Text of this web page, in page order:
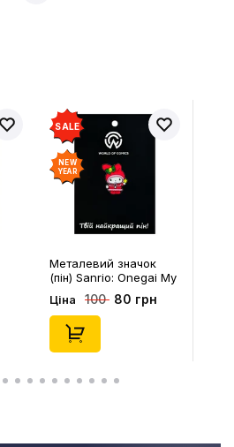
SALE
NEW
YEAR
Металевий значок
(пін) Sanrio: Onegai My
Melody: Christmas My
Melody, (14543)
Ціна 100 80 грн